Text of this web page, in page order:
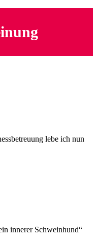
lebe ich nun
innerer Schweinhund“